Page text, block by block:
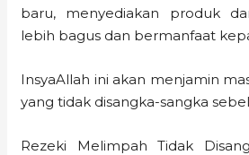
baru, menyediakan produk
lebih bagus dan bermanfaat
InsyaAllah ini akan menjamin
yang tidak disangka-sangka
Rezeki Melimpah Tidak